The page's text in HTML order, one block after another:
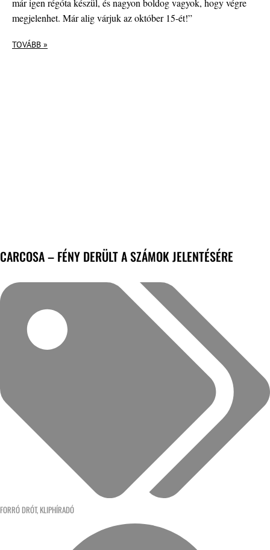
már igen régóta készül, és nagyon boldog vagyok, hogy végre
megjelenhet. Már alig várjuk az október 15-ét!”
TOVÁBB »
CARCOSA – FÉNY DERÜLT A SZÁMOK JELENTÉSÉRE
FORRÓ DRÓT, KLIPHÍRADÓ